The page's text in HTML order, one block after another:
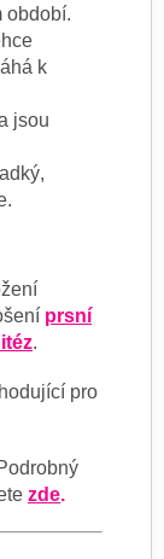
období.
k
jsou
prsní
.
pro
zde.